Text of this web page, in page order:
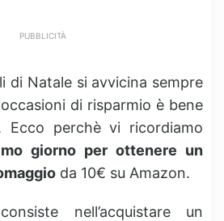
PUBBLICITÀ
di Natale si avvicina sempre
di risparmio è bene
Ecco perchè vi ricordiamo
giorno per ottenere un
da 10€ su Amazon.
nell’acquistare un